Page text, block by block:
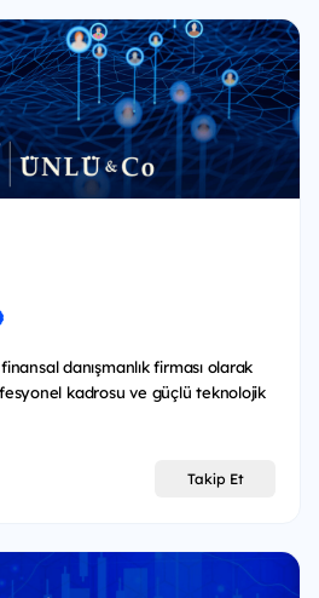
finansal danışmanlık firması olarak
kadrosu ve güçlü teknolojik
Takip Et